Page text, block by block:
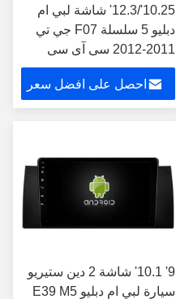
10.25'/12.3' شاشة لبي ام
دبليو 5 سلسلة F07 جي تي
2011-2012 سي آي سي
أندرويد ملاعب الوسائط
المتعددة ستيريو مونيتور
احصل على افضل سعر
9' 10.1' شاشة 2 دين ستيريو
سيارة لبي ام دبليو E39 M5